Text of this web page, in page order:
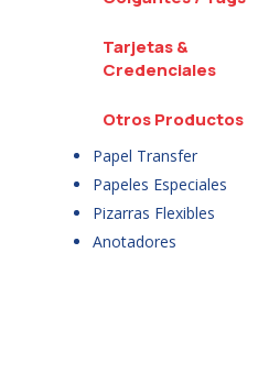
Tarjetas &
Credenciales
Otros Productos
Papel Transfer
Papeles Especiales
Pizarras Flexibles
Anotadores